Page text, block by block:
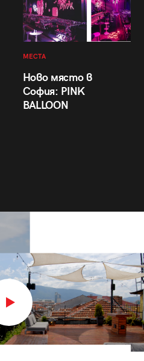
МЕСТА
Ново място в
София: PINK
BALLOON